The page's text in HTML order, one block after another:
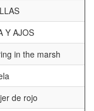
Y AJOS
in the marsh
de rojo